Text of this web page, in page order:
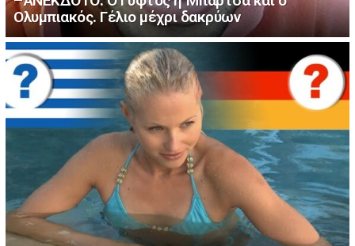
Ολυμπιακός. Γέλιο μέχρι δακρύων